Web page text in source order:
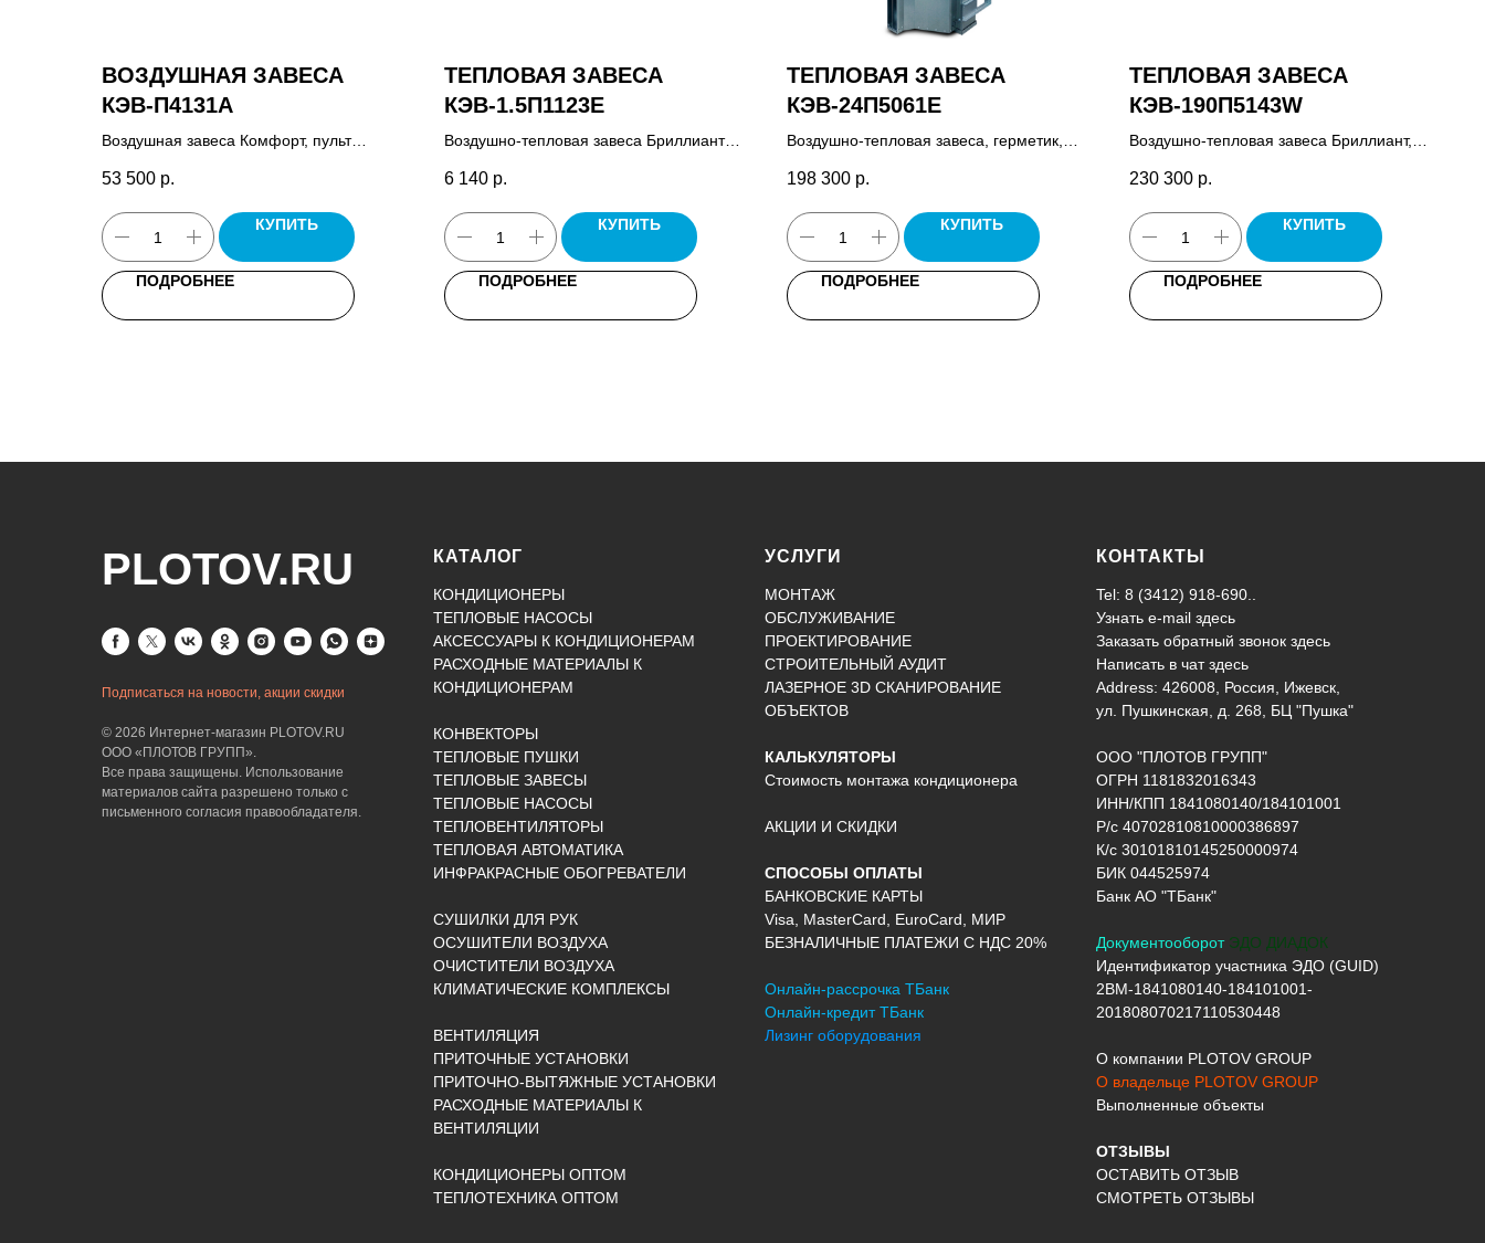
ВОЗДУШНАЯ ЗАВЕСА
КЭВ-П4131A
Воздушная завеса Комфорт, пульт
кронштейнов, паспорт.
53 500 р.
КУПИТЬ
ПОДРОБНЕЕ
ТЕПЛОВАЯ ЗАВЕСА
КЭВ-1.5П1123E
Воздушно-тепловая завеса Бриллиант
6 140 р.
КУПИТЬ
ПОДРОБНЕЕ
ТЕПЛОВАЯ ЗАВЕСА
КЭВ-24П5061E
Воздушно-тепловая завеса, герметик,
паспорт.
198 300 р.
КУПИТЬ
ПОДРОБНЕЕ
ТЕПЛОВАЯ ЗАВЕСА
КЭВ-190П5143W
Воздушно-тепловая завеса Бриллиант,
крепежных кронштейнов, паспорт.
230 300 р.
КУПИТЬ
ПОДРОБНЕЕ
PLOTOV.RU
Подписаться на новости, акции скидки
© 2026 Интернет-магазин PLOTOV.RU
ООО «ПЛОТОВ ГРУПП».
Все права защищены. Использование
материалов сайта разрешено только с
письменного согласия правообладателя.
КАТАЛОГ
КОНДИЦИОНЕРЫ
ТЕПЛОВЫЕ НАСОСЫ
АКСЕССУАРЫ К КОНДИЦИОНЕРАМ
РАСХОДНЫЕ МАТЕРИАЛЫ К
КОНДИЦИОНЕРАМ
КОНВЕКТОРЫ
ТЕПЛОВЫЕ ПУШКИ
ТЕПЛОВЫЕ ЗАВЕСЫ
ТЕПЛОВЫЕ НАСОСЫ
ТЕПЛОВЕНТИЛЯТОРЫ
ТЕПЛОВАЯ АВТОМАТИКА
ИНФРАКРАСНЫЕ ОБОГРЕВАТЕЛИ
СУШИЛКИ ДЛЯ РУК
ОСУШИТЕЛИ ВОЗДУХА
ОЧИСТИТЕЛИ ВОЗДУХА
КЛИМАТИЧЕСКИЕ КОМПЛЕКСЫ
ВЕНТИЛЯЦИЯ
ПРИТОЧНЫЕ УСТАНОВКИ
ПРИТОЧНО-ВЫТЯЖНЫЕ УСТАНОВКИ
РАСХОДНЫЕ МАТЕРИАЛЫ К
ВЕНТИЛЯЦИИ
КОНДИЦИОНЕРЫ ОПТОМ
ТЕПЛОТЕХНИКА ОПТОМ
УСЛУГИ
МОНТАЖ
ОБСЛУЖИВАНИЕ
ПРОЕКТИРОВАНИЕ
СТРОИТЕЛЬНЫЙ АУДИТ
ЛАЗЕРНОЕ 3D СКАНИРОВАНИЕ
ОБЪЕКТОВ
КАЛЬКУЛЯТОРЫ
Стоимость монтажа кондиционера
АКЦИИ И СКИДКИ
СПОСОБЫ ОПЛАТЫ
БАНКОВСКИЕ КАРТЫ
Visa, MasterCard, EuroCard, МИР
БЕЗНАЛИЧНЫЕ ПЛАТЕЖИ С НДС 20%
Онлайн-рассрочка ТБанк
Онлайн-кредит ТБанк
Лизинг оборудования
КОНТАКТЫ
Tel: 8 (3412) 918-690..
Узнать e-mail здесь
Заказать обратный звонок здесь
Написать в чатздесь
Address: 426008, Россия, Ижевск,
ул. Пушкинская, д. 268, БЦ "Пушка"
ООО "ПЛОТОВ ГРУПП"
ОГРН 1181832016343
ИНН/КПП 1841080140/184101001
Р/с 40702810810000386897
К/с 30101810145250000974
БИК 044525974
Банк АО "ТБанк"
Документооборот ЭДО ДИАДОК
Идентификатор участника ЭДО (GUID)
2BM-1841080140-184101001-
201808070217110530448
О компании PLOTOV GROUP
О владельце PLOTOV GROUP
Выполненные объекты
ОТЗЫВЫ
ОСТАВИТЬ ОТЗЫВ
СМОТРЕТЬ ОТЗЫВЫ